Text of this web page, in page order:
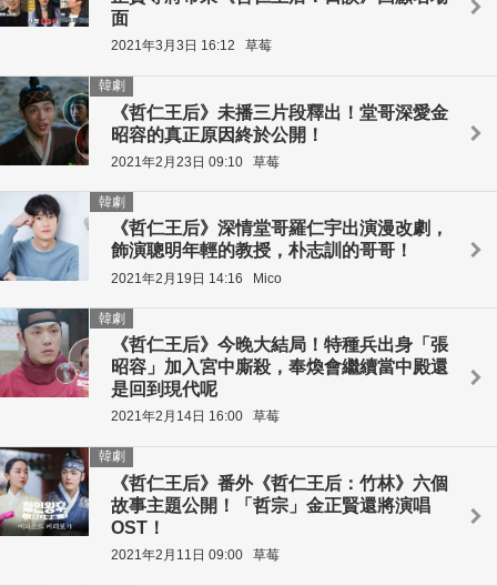
面
2021年3月3日 16:12 草莓
《哲仁王后》未播三片段釋出！堂哥深愛金
昭容的真正原因終於公開！
韓劇
2021年2月23日 09:10 草莓
《哲仁王后》深情堂哥羅仁宇出演漫改劇，
飾演聰明年輕的教授，朴志訓的哥哥！
韓劇
2021年2月19日 14:16 Mico
《哲仁王后》今晚大結局！特種兵出身「張
昭容」加入宮中廝殺，奉煥會繼續當中殿還
是回到現代呢
韓劇
2021年2月14日 16:00 草莓
《哲仁王后》番外《哲仁王后：竹林》六個
故事主題公開！「哲宗」金正賢還將演唱
OST！
韓劇
2021年2月11日 09:00 草莓